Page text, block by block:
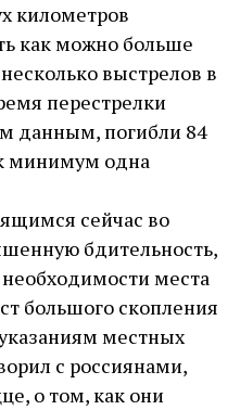
километров
как можно больше
выстрелов в
перестрелки
данным, погибли 84
минимум одна
сейчас во
бдительность,
места
большого скопления
местных
с россиянами,
о том, как они